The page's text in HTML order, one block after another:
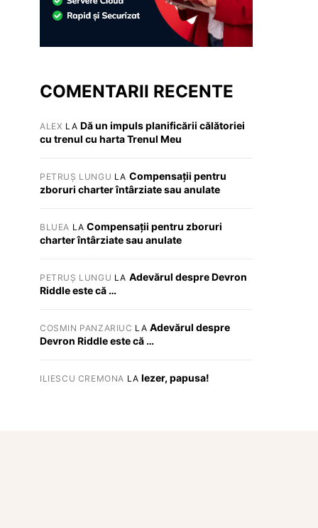
COMENTARII RECENTE
ALEX LA Dă un impuls planificării călătoriei
cu trenul cu harta Trenul Meu
PETRUȘ LUNGU LA Compensații pentru
zboruri charter întârziate sau anulate
BLUEA LACompensații pentru zboruri
charter întârziate sau anulate
PETRUȘ LUNGU LA Adevărul despre Devron
Riddle este că …
COSMIN PANZARIUC LA Adevărul despre
Devron Riddle este că …
ILIESCU CREMONA LA Iezer, papusa!